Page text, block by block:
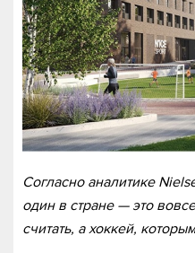
Согласно аналитике
один в стране — это
считать, а хоккей,